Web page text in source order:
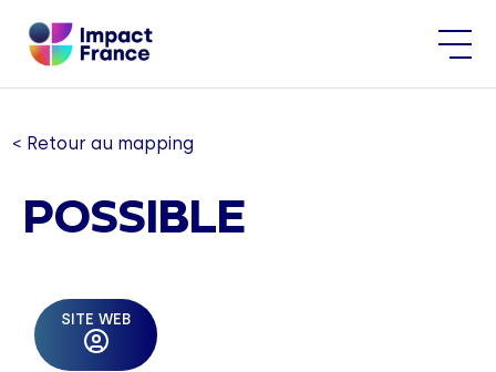
< Retour au mapping
POSSIBLE
SITE WEB